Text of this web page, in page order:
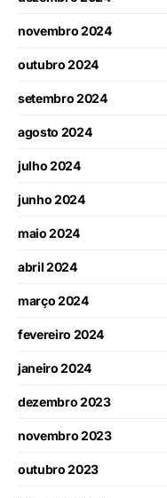
novembro 2024
outubro 2024
setembro 2024
agosto 2024
julho 2024
junho 2024
maio 2024
abril 2024
março 2024
fevereiro 2024
janeiro 2024
dezembro 2023
novembro 2023
outubro 2023